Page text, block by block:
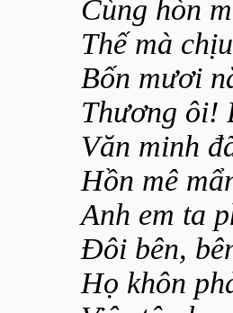
Cùng hòn
Thế mà
Bốn mươi
Thương ôi!
Văn minh
Hồn mê
Anh em ta
Đôi bên,
Họ khôn